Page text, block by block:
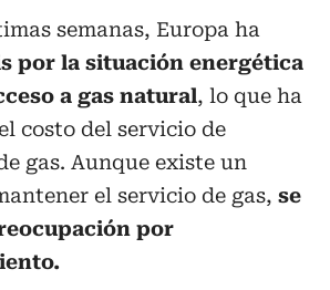
semanas, Europa ha
por la situación energética
a gas natural, lo que ha
costo del servicio de
gas. Aunque existe un
el servicio de gas, se
por